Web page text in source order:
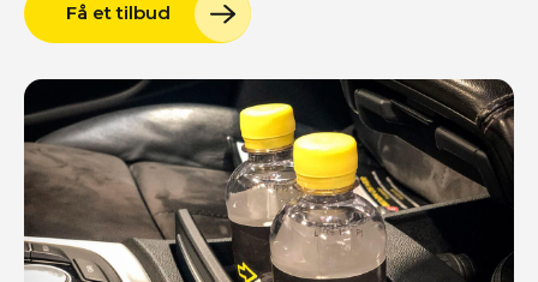
Få et tilbud